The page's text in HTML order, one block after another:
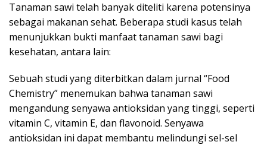
Tanaman sawi telah banyak diteliti karena potensinya
sebagai makanan sehat. Beberapa studi kasus telah
menunjukkan bukti manfaat tanaman sawi bagi
kesehatan, antara lain:
Sebuah studi yang diterbitkan dalam jurnal “Food
Chemistry” menemukan bahwa tanaman sawi
mengandung senyawa antioksidan yang tinggi, seperti
vitamin C, vitamin E, dan flavonoid. Senyawa
antioksidan ini dapat membantu melindungi sel-sel